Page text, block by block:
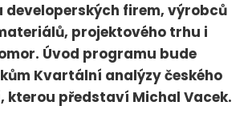
firem, výrobců
projektového trhu i
Úvod programu bude
Kvartální analýzy českého
představí Michal Vacek.